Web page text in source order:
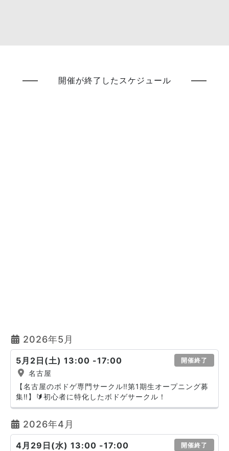
開催が終了したスケジュール
2026年5月
5月2日(土) 13:00 -17:00 開催終了
名古屋
【名古屋のボドゲ専門サークル‼️第1期生オープニング募
集‼️】🔰初心者に特化したボドゲサークル！
2026年4月
4月29日(水) 13:00 -17:00 開催終了